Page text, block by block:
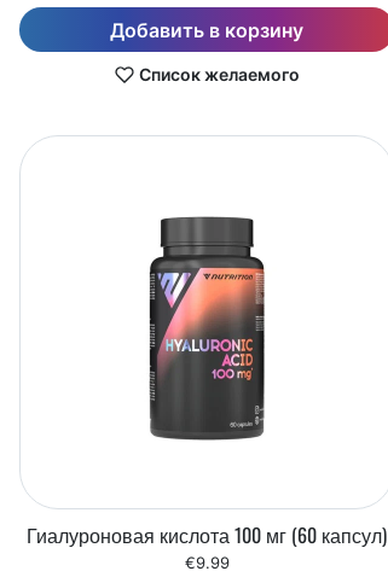
Добавить в корзину
Список желаемого
Гиалуроновая кислота 100 мг (60 капсул)
€9.99